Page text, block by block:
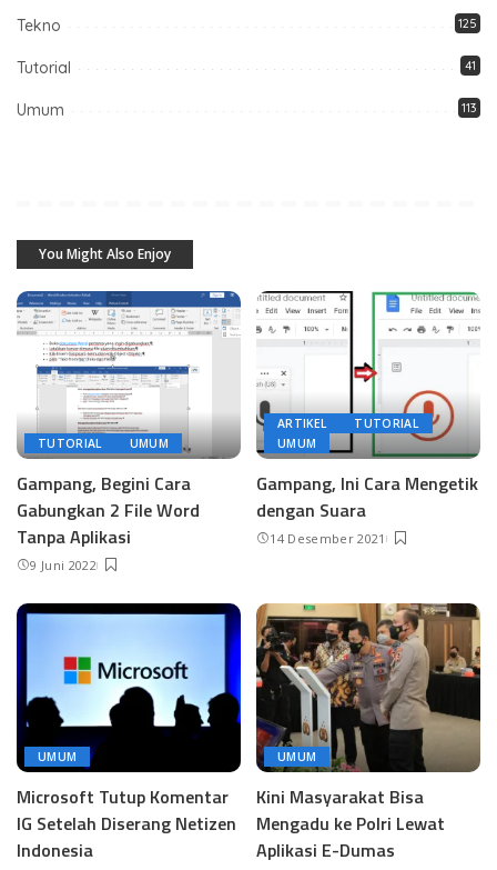
Tekno 125
Tutorial 41
Umum 113
You Might Also Enjoy
TUTORIAL UMUM
Gampang, Begini Cara
Gabungkan 2 File Word
Tanpa Aplikasi
9 Juni 2022
ARTIKEL
TUTORIAL
UMUM
Gampang, Ini Cara Mengetik
dengan Suara
14 Desember 2021
UMUM
Microsoft Tutup Komentar
IG Setelah Diserang Netizen
Indonesia
UMUM
Kini Masyarakat Bisa
Mengadu ke Polri Lewat
Aplikasi E-Dumas